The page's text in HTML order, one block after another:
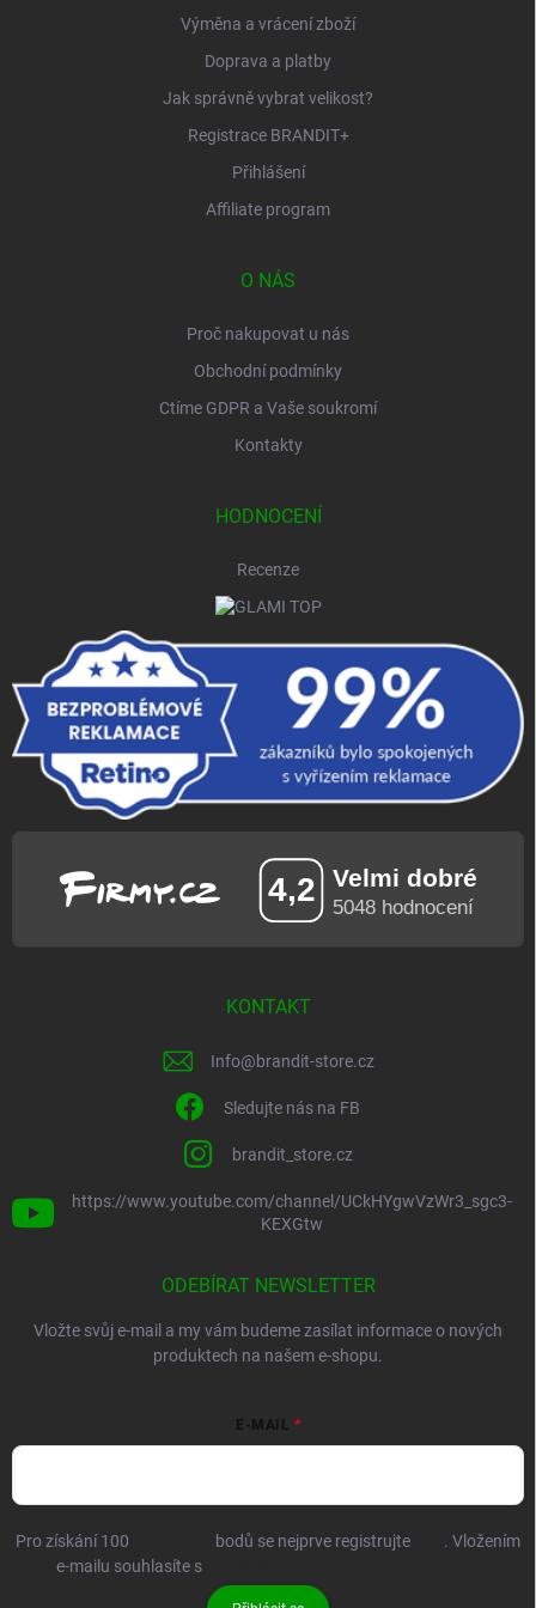
Výměna a vrácení zboží
Doprava a platby
Jak správně vybrat velikost?
Registrace BRANDIT+
Přihlášení
Affiliate program
O NÁS
Proč nakupovat u nás
Obchodní podmínky
Ctíme GDPR a Vaše soukromí
Kontakty
HODNOCENÍ
Recenze
KONTAKT
Info@brandit-store.cz
Sledujte nás na FB
brandit_store.cz
https://www.youtube.com/channel/UCkHYgwVzWr3_sgc3-
KEXGtw
ODEBÍRAT NEWSLETTER
Vložte svůj e-mail a my vám budeme zasílat informace o nových
produktech na našem e-shopu.
E-MAIL
Pro získání 100 bodů se nejprve registrujte
. Vložením
e-mailu souhlasíte s